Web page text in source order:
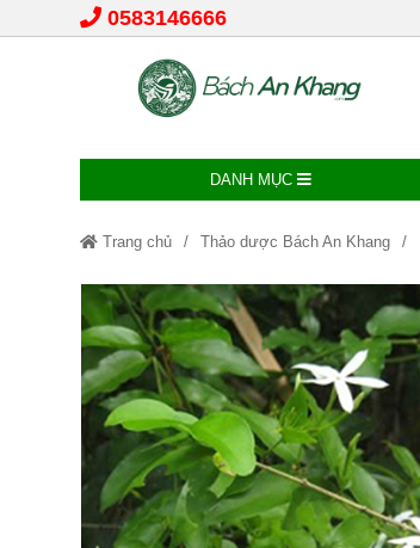
0583146666
DANH MỤC
Trang chủ Thảo dược Bách An Khang